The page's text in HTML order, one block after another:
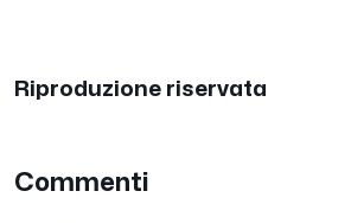
Riproduzione riservata
Commenti